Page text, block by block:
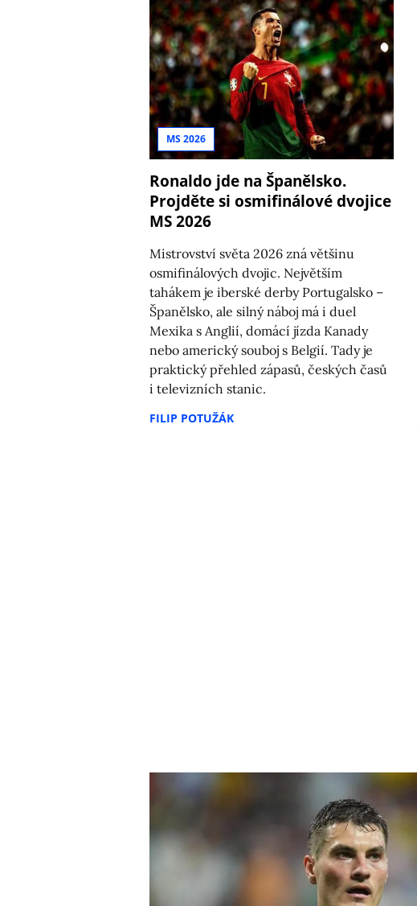
MS 2026
Ronaldo jde na Španělsko.
Projděte si osmifinálové dvojice
MS 2026
Mistrovství světa 2026 zná většinu
osmifinálových dvojic. Největším
tahákem je iberské derby Portugalsko –
Španělsko, ale silný náboj má i duel
Mexika s Anglií, domácí jízda Kanady
nebo americký souboj s Belgií. Tady je
praktický přehled zápasů, českých časů
i televizních stanic.
FILIP POTUŽÁK